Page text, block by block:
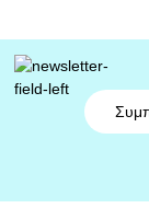
Email